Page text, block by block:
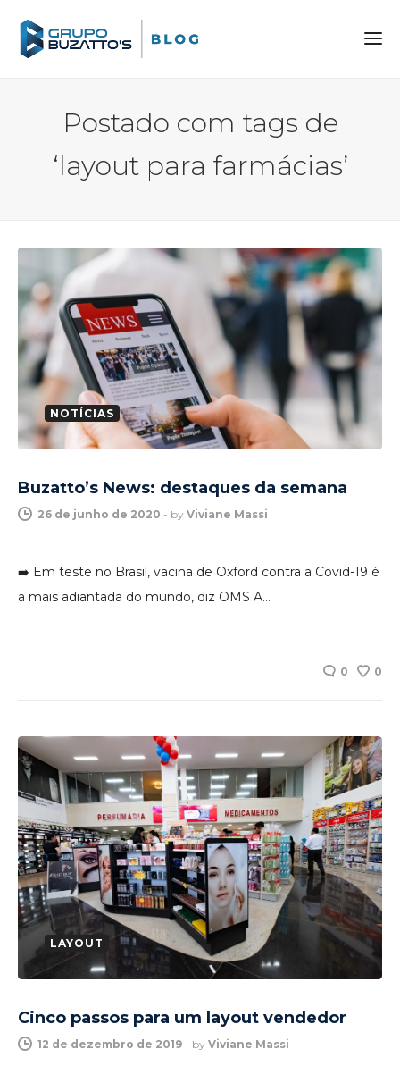
Postado com tags de
‘layout para farmácias’
NOTÍCIAS
Buzatto’s News: destaques da semana
26 de junho de 2020 - by Viviane Massi
➡️ Em teste no Brasil, vacina de Oxford contra a Covid-19 é
a mais adiantada do mundo, diz OMS A…
0 0
LAYOUT
Cinco passos para um layout vendedor
12 de dezembro de 2019 - by Viviane Massi